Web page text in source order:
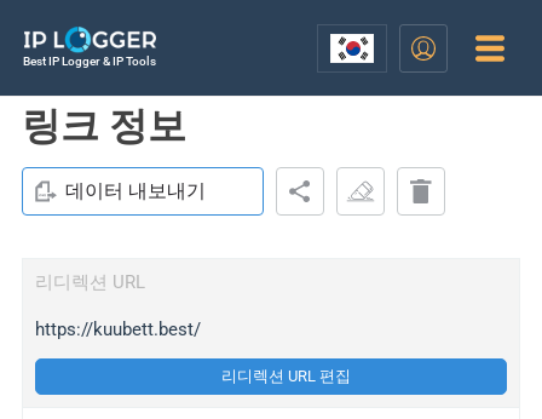
Best IP Logger & IP Tools
링크 정보
데이터 내보내기
리디렉션 URL
https://kuubett.best/
리디렉션 URL 편집